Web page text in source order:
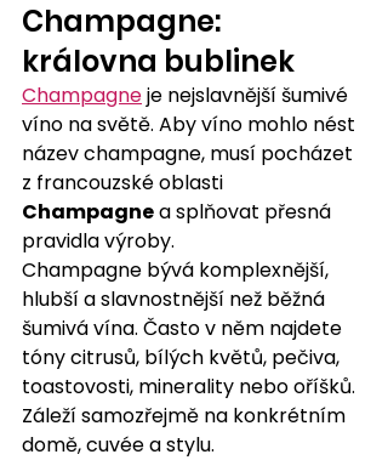
Champagne:
královna bublinek
Champagne je nejslavnější šumivé
víno na světě. Aby víno mohlo nést
název champagne, musí pocházet
z francouzské oblasti
Champagne a splňovat přesná
pravidla výroby.
Champagne bývá komplexnější,
hlubší a slavnostnější než běžná
šumivá vína. Často v něm najdete
tóny citrusů, bílých květů, pečiva,
toastovosti, minerality nebo oříšků.
Záleží samozřejmě na konkrétním
domě, cuvée a stylu.